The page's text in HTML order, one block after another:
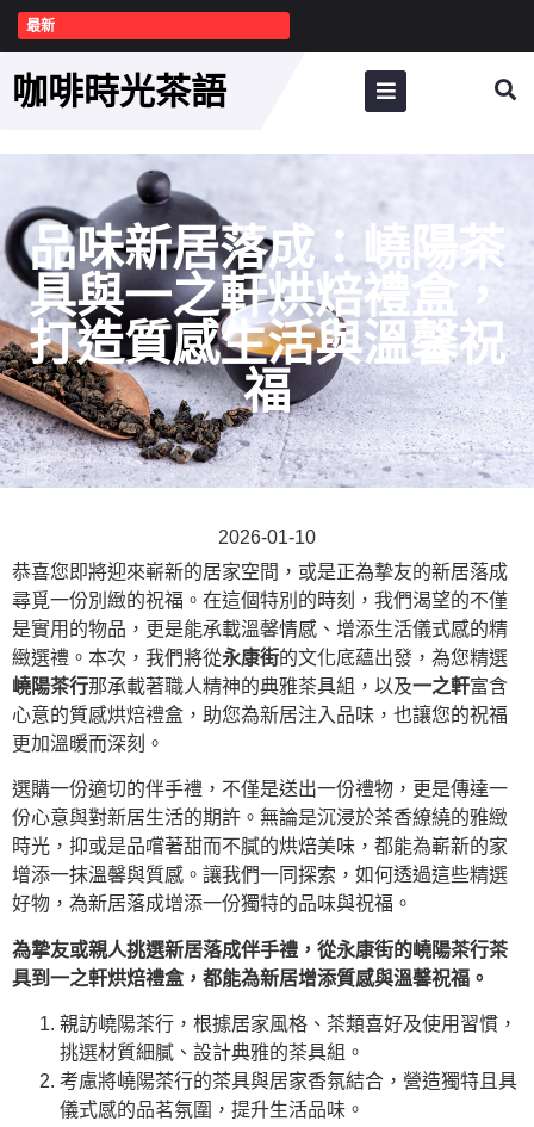
最新
咖啡時光茶語
品味新居落成：嶢陽茶
具與一之軒烘焙禮盒，
打造質感生活與溫馨祝
福
2026-01-10
恭喜您即將迎來嶄新的居家空間，或是正為摯友的新居落成
尋覓一份別緻的祝福。在這個特別的時刻，我們渴望的不僅
是實用的物品，更是能承載溫馨情感、增添生活儀式感的精
緻選禮。本次，我們將從永康街的文化底蘊出發，為您精選
嶢陽茶行那承載著職人精神的典雅茶具組，以及一之軒富含
心意的質感烘焙禮盒，助您為新居注入品味，也讓您的祝福
更加溫暖而深刻。
選購一份適切的伴手禮，不僅是送出一份禮物，更是傳達一
份心意與對新居生活的期許。無論是沉浸於茶香繚繞的雅緻
時光，抑或是品嚐著甜而不膩的烘焙美味，都能為嶄新的家
增添一抹溫馨與質感。讓我們一同探索，如何透過這些精選
好物，為新居落成增添一份獨特的品味與祝福。
為摯友或親人挑選新居落成伴手禮，從永康街的嶢陽茶行茶
具到一之軒烘焙禮盒，都能為新居增添質感與溫馨祝福。
親訪嶢陽茶行，根據居家風格、茶類喜好及使用習慣，
挑選材質細膩、設計典雅的茶具組。
考慮將嶢陽茶行的茶具與居家香氛結合，營造獨特且具
儀式感的品茗氛圍，提升生活品味。